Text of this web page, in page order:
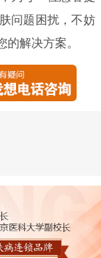
问题困扰，不妨
解决方案。